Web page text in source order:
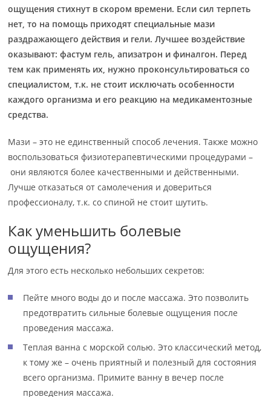
ощущения стихнут в скором времени. Если сил терпеть
нет, то на помощь приходят специальные мази
раздражающего действия и гели. Лучшее воздействие
оказывают: фастум гель, апизатрон и финалгон. Перед
тем как применять их, нужно проконсультироваться со
специалистом, т.к. не стоит исключать особенности
каждого организма и его реакцию на медикаментозные
средства.
Мази – это не единственный способ лечения. Также можно
воспользоваться физиотерапевтическими процедурами –
они являются более качественными и действенными.
Лучше отказаться от самолечения и довериться
профессионалу, т.к. со спиной не стоит шутить.
Как уменьшить болевые
ощущения?
Для этого есть несколько небольших секретов:
Пейте много воды до и после массажа. Это позволить
предотвратить сильные болевые ощущения после
проведения массажа.
Теплая ванна с морской солью. Это классический метод,
к тому же – очень приятный и полезный для состояния
всего организма. Примите ванну в вечер после
проведения массажа.